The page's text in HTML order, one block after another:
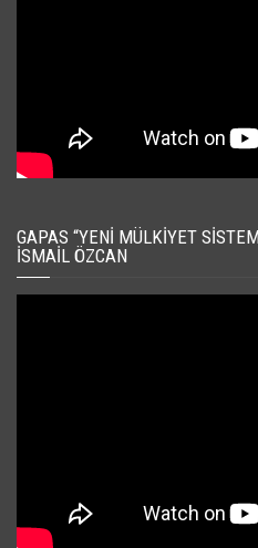
GAPAS “YENI MÜLKIYET
İSMAIL ÖZCAN